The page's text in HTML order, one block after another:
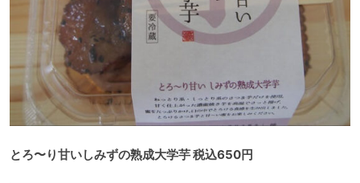
とろ〜り甘いしみずの熟成大学芋 税込650円